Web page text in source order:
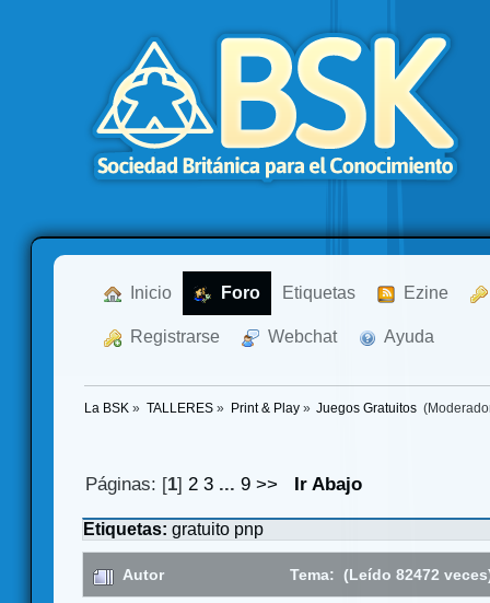
Inicio Foro Etiquetas Ezine
Registrarse Webchat Ayuda
La BSK » TALLERES» Print & Play» Juegos Gratuitos
Páginas: [1]2 3 ...9 >> Ir Abajo
Etiquetas: gratuito pnp
Autor Tema: (Leído 82472